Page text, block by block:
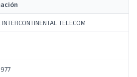
INTERCONTINENTAL TELECOM